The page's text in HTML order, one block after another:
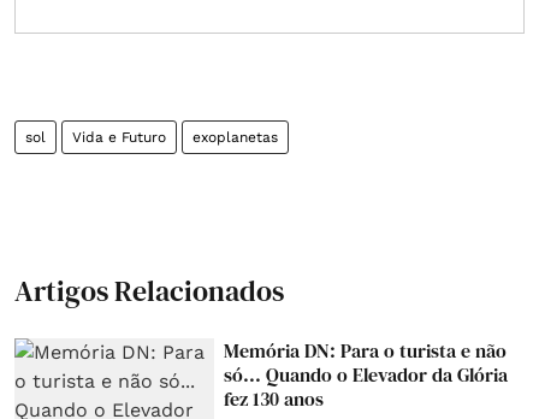
sol Vida e Futuro exoplanetas
Artigos Relacionados
Memória DN: Para o turista e não
só... Quando o Elevador da Glória
fez 130 anos